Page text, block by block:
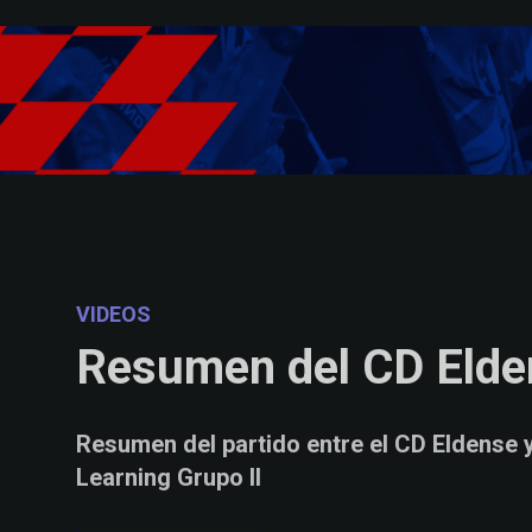
VIDEOS
Resumen del CD
Resumen del partido entre el CD
Learning Grupo II